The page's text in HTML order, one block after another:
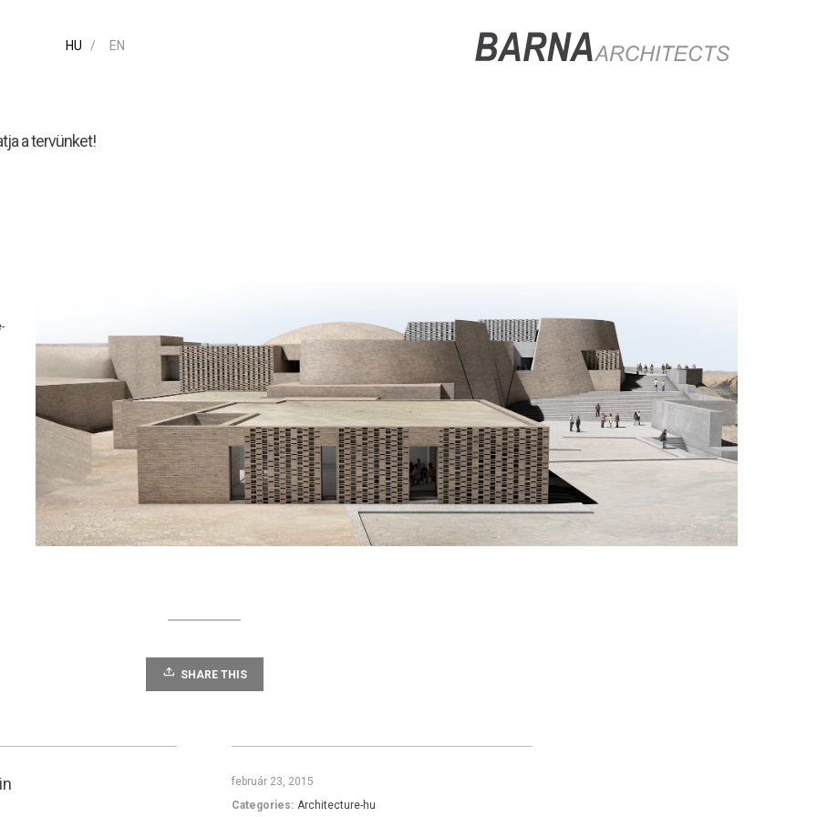
HU EN
a tervünket!
SHARE THIS
február 23, 2015
Categories: Architecture-hu